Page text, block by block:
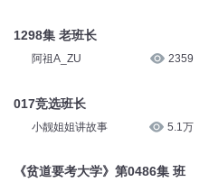
1298集 老班长
阿祖A_ZU 2359
017竞选班长
小靓姐姐讲故事 5.1万
《贫道要考大学》第0486集 班